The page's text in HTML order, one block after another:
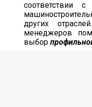
соответствии с
других
менеджеров
выбор